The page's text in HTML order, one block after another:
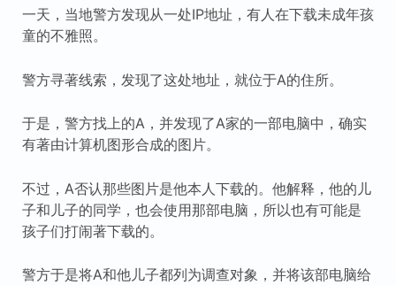
一天，当地警方发现从一处IP地址，有人在下载未成年孩
童的不雅照。
警方寻著线索，发现了这处地址，就位于A的住所。
于是，警方找上的A，并发现了A家的一部电脑中，确实
有著由计算机图形合成的图片。
不过，A否认那些图片是他本人下载的。他解释，他的儿
子和儿子的同学，也会使用那部电脑，所以也有可能是
孩子们打闹著下载的。
警方于是将A和他儿子都列为调查对象，并将该部电脑给